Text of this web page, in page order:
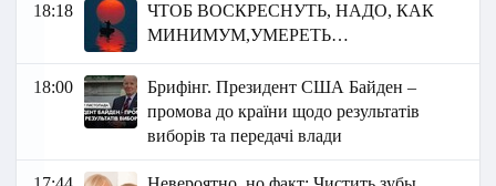
18:18
ЧТОБ ВОСКРЕСНУТЬ, НАДО, КАК
МИНИМУМ,УМЕРЕТЬ…
18:00
Брифінг. Президент США Байден –
промова до країни щодо результатів
виборів та передачі влади